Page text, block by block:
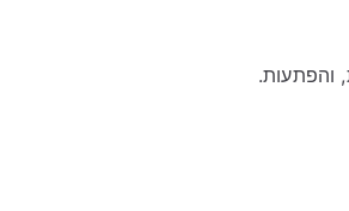
והפתעות.